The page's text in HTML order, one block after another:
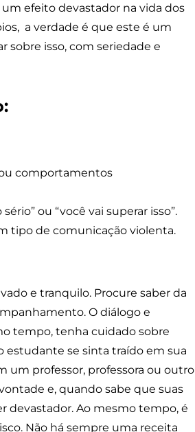
efeito devastador na vida dos
a verdade é que este é um
sobre isso, com seriedade e
comportamentos
ou “você vai superar isso”.
tipo de comunicação violenta.
e tranquilo. Procure saber da
O diálogo e
tempo, tenha cuidado sobre
estudante se sinta traído em sua
um professor, professora ou outro
e, quando sabe que suas
devastador. Ao mesmo tempo, é
Não há sempre uma receita